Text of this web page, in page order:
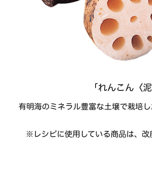
「れんこん〈
有明海のミネラル豊富な土壌で栽培し
※レシピに使用している商品は、改